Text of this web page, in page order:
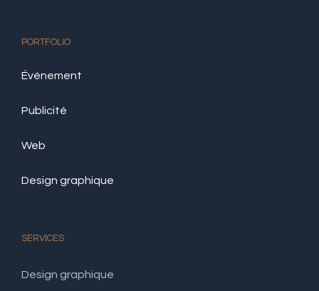
PORTFOLIO
Événement
Publicité
Web
Design graphique
SERVICES
Design graphique